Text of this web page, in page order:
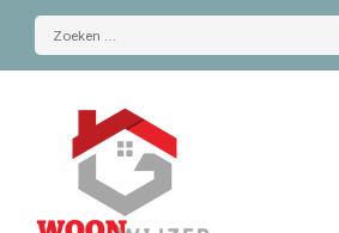
Zoeken
naar: